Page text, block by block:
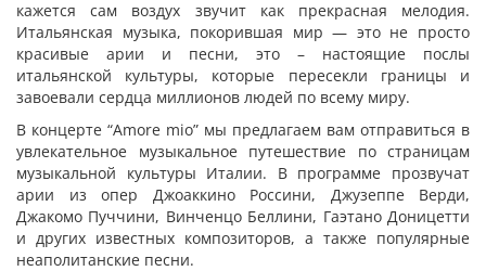
кажется сам воздух звучит как прекрасная мелодия.
Итальянская музыка, покорившая мир — это не просто
красивые арии и песни, это – настоящие послы
итальянской культуры, которые пересекли границы и
завоевали сердца миллионов людей по всему миру.
В концерте “Amore mio” мы предлагаем вам отправиться в
увлекательное музыкальное путешествие по страницам
музыкальной культуры Италии. В программе прозвучат
арии из опер Джоаккино Россини, Джузеппе Верди,
Джакомо Пуччини, Винченцо Беллини, Гаэтано Доницетти
и других известных композиторов, а также популярные
неаполитанские песни.